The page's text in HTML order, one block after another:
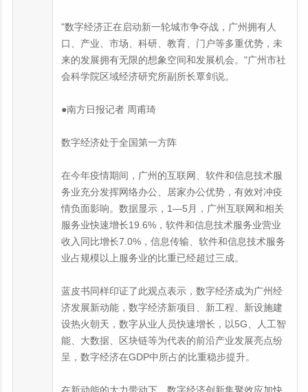
"数字经济正在启动新一轮城市争夺战，广州拥有人
口、产业、市场、科研、教育、门户等多重优势，未
来的发展拥有无限的想象空间和发展机会。"广州市社
会科学院区域经济研究所副所长覃剑说。
●南方日报记者 周甫琦
数字经济处于全国第一方阵
在今年疫情期间，广州的互联网、软件和信息技术服
务业充分发挥网络办公、居家办公优势，有效对冲疫
情负面影响。数据显示，1—5月，广州互联网和相关
服务业快速增长19.6%，软件和信息技术服务业营业
收入同比增长7.0%，信息传输、软件和信息技术服务
业占规模以上服务业的比重已经超过三成。
蓝皮书同样印证了此观点表示，数字经济成为广州经
济发展新动能，数字经济新项目、新工程、新设施建
设热火朝天，数字从业人员快速增长，以5G、人工智
能、大数据、区块链等为代表的前沿产业发展亮点纷
呈，数字经济在GDP中所占的比重稳步提升。